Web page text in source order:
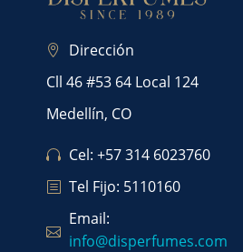
Dirección
Cll 46 #53 64 Local 124
Medellín, CO
Cel: +57 314 6023760
Tel Fijo: 5110160
Email:
info@disperfumes.com